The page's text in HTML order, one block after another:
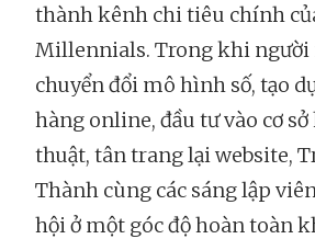
thành kênh chi tiêu chính
Millennials. Trong khi người
chuyển đổi mô hình số, tạo
hàng online, đầu tư vào cơ
thuật, tân trang lại website,
Thành cùng các sáng lập
hội ở một góc độ hoàn toàn